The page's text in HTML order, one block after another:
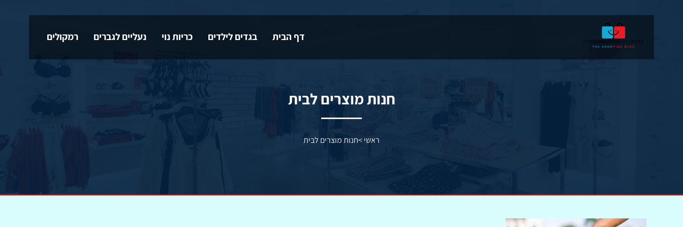
דף הבית בגדים לילדים כריות נוי נעליים לגברים רמקולים
חנות מוצרים לבית
ראשי>חנות מוצרים לבית